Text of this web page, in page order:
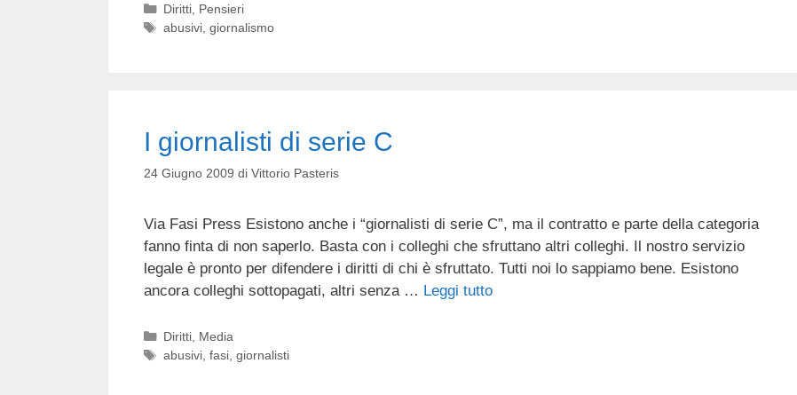
Categorie
Diritti, Pensieri
Tag
abusivi, giornalismo
I giornalisti di serie C
24 Giugno 2009 di Vittorio Pasteris
Via Fasi Press Esistono anche i “giornalisti di serie C”, ma il contratto e parte della categoria
fanno finta di non saperlo. Basta con i colleghi che sfruttano altri colleghi. Il nostro servizio
legale è pronto per difendere i diritti di chi è sfruttato. Tutti noi lo sappiamo bene. Esistono
ancora colleghi sottopagati, altri senza … Leggi tutto
Categorie
Diritti, Media
Tag
abusivi, fasi, giornalisti